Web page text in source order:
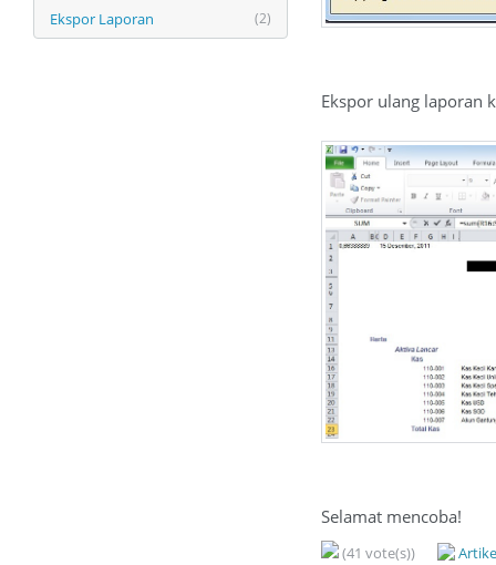
(2)
Ekspor Laporan
Ekspor ulang laporan
Selamat mencoba!
(41 vote(s))